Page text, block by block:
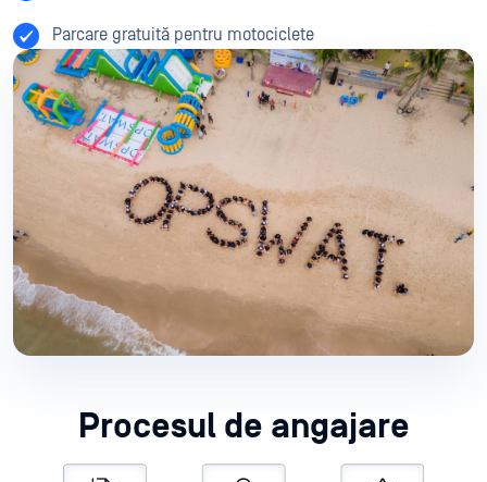
Parcare gratuită pentru motociclete
Procesul de angajare